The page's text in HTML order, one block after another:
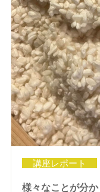
講座レポート
様々なことが分